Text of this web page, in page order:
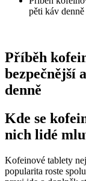
pěti káv denně
Příběh
bezpečnější
denně
Kde se
nich lidé
Kofeinové tablety
popularita roste